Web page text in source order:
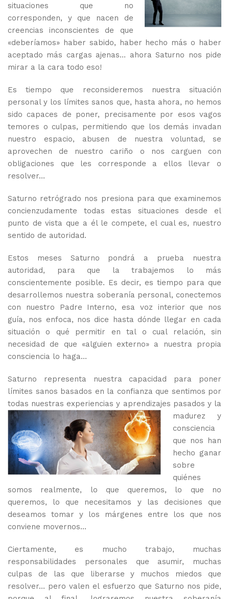
situaciones que no
corresponden, y que nacen de
creencias inconscientes de que
«deberíamos» haber sabido, haber hecho más o haber
aceptado más cargas ajenas… ahora Saturno nos pide
mirar a la cara todo eso!
Es tiempo que reconsideremos nuestra situación
personal y los límites sanos que, hasta ahora, no hemos
sido capaces de poner, precisamente por esos vagos
temores o culpas, permitiendo que los demás invadan
nuestro espacio, abusen de nuestra voluntad, se
aprovechen de nuestro cariño o nos carguen con
obligaciones que les corresponde a ellos llevar o
resolver…
Saturno retrógrado nos presiona para que examinemos
concienzudamente todas estas situaciones desde el
punto de vista que a él le compete, el cual es, nuestro
sentido de autoridad.
Estos meses Saturno pondrá a prueba nuestra
autoridad, para que la trabajemos lo más
conscientemente posible. Es decir, es tiempo para que
desarrollemos nuestra soberanía personal, conectemos
con nuestro Padre Interno, esa voz interior que nos
guía, nos enfoca, nos dice hasta dónde llegar en cada
situación o qué permitir en tal o cual relación, sin
necesidad de que «alguien externo» a nuestra propia
consciencia lo haga…
Saturno representa nuestra capacidad para poner
límites sanos basados en la confianza que sentimos por
todas nuestras experiencias y aprendizajes pasados y la
madurez y
consciencia
que nos han
hecho ganar
sobre
quiénes
somos realmente, lo que queremos, lo que no
queremos, lo que necesitamos y las decisiones que
deseamos tomar y los márgenes entre los que nos
conviene movernos…
Ciertamente, es mucho trabajo, muchas
responsabilidades personales que asumir, muchas
culpas de las que liberarse y muchos miedos que
resolver… pero valen el esfuerzo que Saturno nos pide,